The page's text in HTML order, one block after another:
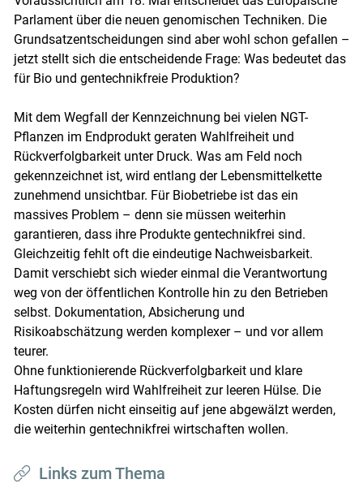
Skip to main content
Parlament über die neuen genomischen Techniken. Die
Grundsatzentscheidungen sind aber wohl schon gefallen –
jetzt stellt sich die entscheidende Frage: Was bedeutet das
für Bio und gentechnikfreie Produktion?
Mit dem Wegfall der Kennzeichnung bei vielen NGT-
Pflanzen im Endprodukt geraten Wahlfreiheit und
Rückverfolgbarkeit unter Druck. Was am Feld noch
gekennzeichnet ist, wird entlang der Lebensmittelkette
zunehmend unsichtbar. Für Biobetriebe ist das ein
massives Problem – denn sie müssen weiterhin
garantieren, dass ihre Produkte gentechnikfrei sind.
Gleichzeitig fehlt oft die eindeutige Nachweisbarkeit.
Damit verschiebt sich wieder einmal die Verantwortung
weg von der öffentlichen Kontrolle hin zu den Betrieben
selbst. Dokumentation, Absicherung und
Risikoabschätzung werden komplexer – und vor allem
teurer.
Ohne funktionierende Rückverfolgbarkeit und klare
Haftungsregeln wird Wahlfreiheit zur leeren Hülse. Die
Kosten dürfen nicht einseitig auf jene abgewälzt werden,
die weiterhin gentechnikfrei wirtschaften wollen.
Links zum Thema